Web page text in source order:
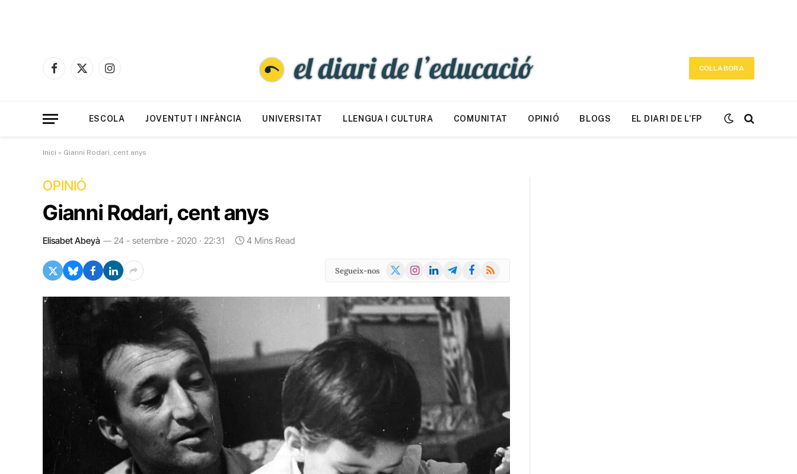
Facebook
X
Instagram
COL·LABORA
ESCOLA JOVENTUT I INFÀNCIA UNIVERSITAT LLENGUA I CULTURA COMUNITAT OPINIÓ BLOGS EL DIARI DE L’FP
Inici » Gianni Rodari, cent anys
OPINIÓ
Gianni Rodari, cent anys
Elisabet Abeyà 24 - setembre - 2020 · 22:31 4 Mins Read
Segueix-nos
X
Instagram
LinkedInTelegramFacebook
RSS